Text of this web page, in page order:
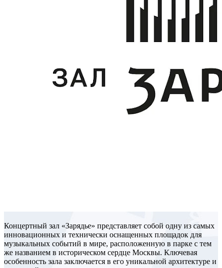
Концертный зал «Зарядье» представляет собой одну из самых
инновационных и технически оснащенных площадок для
музыкальных событий в мире, расположенную в парке с тем
же названием в историческом сердце Москвы. Ключевая
особенность зала заключается в его уникальной архитектуре и